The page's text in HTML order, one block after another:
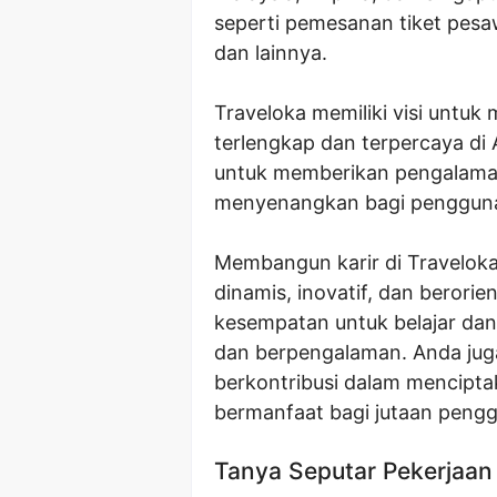
seperti pemesanan tiket
dan lainnya.
Traveloka memiliki visi untuk
terlengkap dan terpercaya di
untuk memberikan
menyenangkan bagi
Membangun karir di
dinamis, inovatif, dan
kesempatan untuk belajar
dan berpengalaman. Anda
berkontribusi dalam
bermanfaat bagi jutaan
Tanya Seputar Pekerjaan